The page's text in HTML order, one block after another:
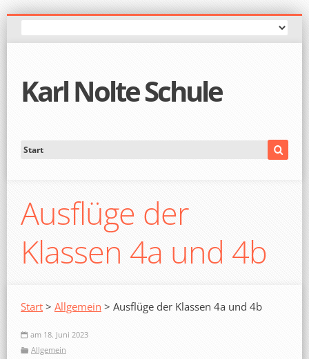
Karl Nolte Schule
Ausflüge der
Klassen 4a und 4b
Start > Allgemein > Ausflüge der Klassen 4a und 4b
am 18. Juni 2023
Allgemein